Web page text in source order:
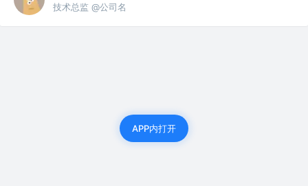
技术总监 @公司名
APP内打开